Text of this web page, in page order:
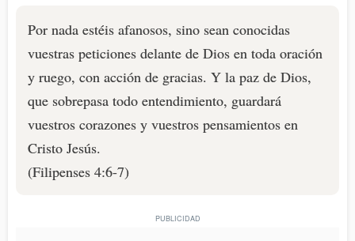
Por nada estéis afanosos, sino sean conocidas
vuestras peticiones delante de Dios en toda oración
y ruego, con acción de gracias. Y la paz de Dios,
que sobrepasa todo entendimiento, guardará
vuestros corazones y vuestros pensamientos en
Cristo Jesús.
(Filipenses 4:6-7)